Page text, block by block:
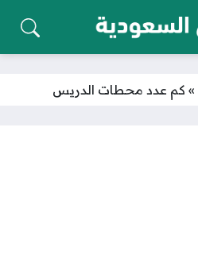
» كم عدد محطات الدريس